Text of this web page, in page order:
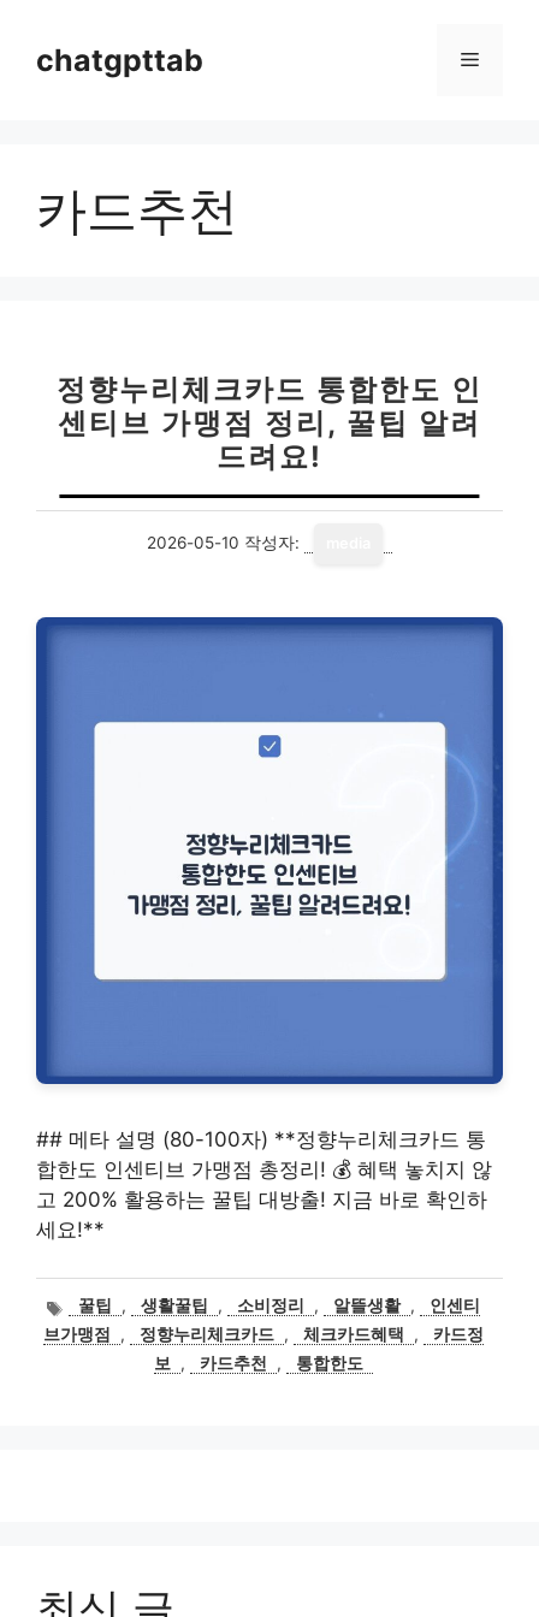
chatgpttab 메
카드추천
정향누리체크카드 통합한도 인
센티브 가맹점 정리, 꿀팁 알려
드려요!
2026-05-10 작성자:
## 메타 설명 (80-100자) **정향누리체크카드 통
합한도 인센티브 가맹점 총정리! 💰 혜택 놓치지 않
고 200% 활용하는 꿀팁 대방출! 지금 바로 확인하
세요!**
태
그
꿀팁 , 생활꿀팁 , 소비정리 , 알뜰생활 ,
인센티
브가맹점
, 정향누리체크카드 , 체크카드혜택 ,
카드정
보
, 카드추천 , 통합한도